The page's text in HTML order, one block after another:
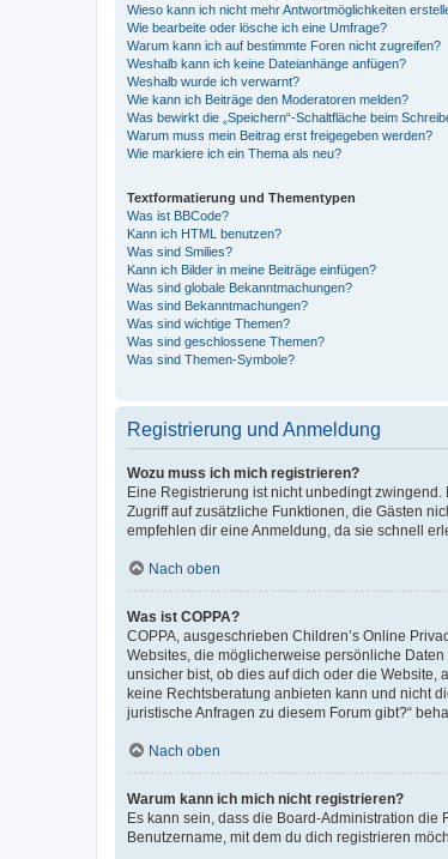
Wieso kann ich nicht mehr Antwortmöglichkeiten
Wie bearbeite oder lösche ich eine Umfrage?
Warum kann ich auf bestimmte Foren nicht zugreifen?
Weshalb kann ich keine Dateianhänge anfügen?
Weshalb wurde ich verwarnt?
Wie kann ich Beiträge den Moderatoren melden?
Was bewirkt die „Speichern“-Schaltfläche beim
Warum muss mein Beitrag erst freigegeben werden?
Wie markiere ich ein Thema als neu?
Textformatierung und Thementypen
Was ist BBCode?
Kann ich HTML benutzen?
Was sind Smilies?
Kann ich Bilder in meine Beiträge einfügen?
Was sind globale Bekanntmachungen?
Was sind Bekanntmachungen?
Was sind wichtige Themen?
Was sind geschlossene Themen?
Was sind Themen-Symbole?
Registrierung und Anmeldung
Wozu muss ich mich registrieren?
Eine Registrierung ist nicht unbedingt
Zugriff auf zusätzliche Funktionen, die Gästen
empfehlen dir eine Anmeldung, da sie schnell
Nach oben
Was ist COPPA?
COPPA, ausgeschrieben Children’s Online
Websites, die möglicherweise persönliche
unsicher bist, ob dies auf dich oder die Website,
keine Rechtsberatung anbieten kann und nicht
juristische Anfragen zu diesem Forum gibt?“
Nach oben
Warum kann ich mich nicht registrieren?
Es kann sein, dass die Board-Administration
Benutzername, mit dem du dich registrieren